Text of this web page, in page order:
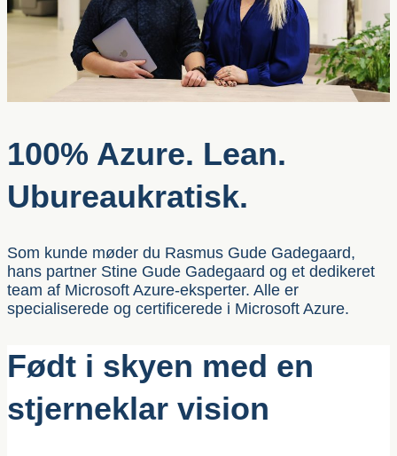
100% Azure. Lean.
Ubureaukratisk.
Som kunde møder du Rasmus Gude Gadegaard,
hans partner Stine Gude Gadegaard og et dedikeret
team af Microsoft Azure-eksperter. Alle er
specialiserede og certificerede i Microsoft Azure.
Født i skyen med en
stjerneklar vision